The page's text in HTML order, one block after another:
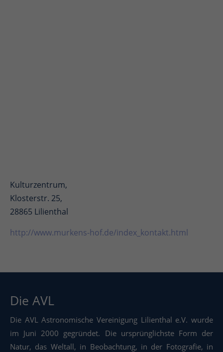
Kulturzentrum,
Klosterstr. 25,
28865 Lilienthal
http://www.murkens-hof.de/index_kontakt.html
Die AVL
Die AVL Astronomische Vereinigung Lilienthal e.V. wurde
im Juni 2000 gegründet. Die ursprünglichste Form der
Natur, das Weltall, in Beobachtung, in der Fotografie, in